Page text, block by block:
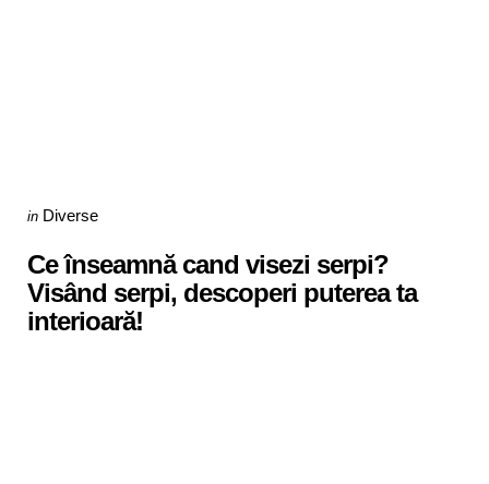
Categories
Posted
in Diverse
Ce înseamnă cand visezi serpi?
Visând serpi, descoperi puterea ta
interioară!